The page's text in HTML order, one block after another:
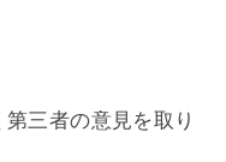
三者の意見を取り